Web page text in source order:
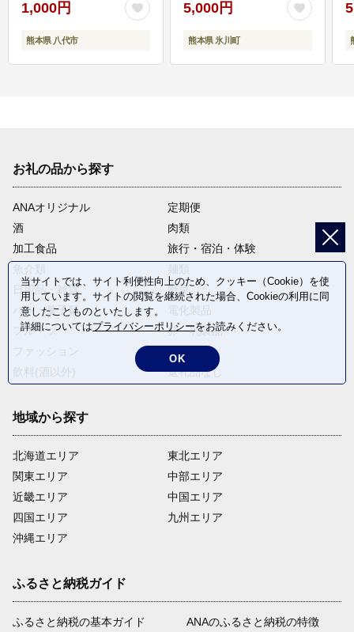
1,000円
熊本県 八代市
5,000円
熊本県 氷川町
お礼の品から探す
ANAオリジナル
定期便
酒
肉類
加工食品
旅行・宿泊・体験
日用品・雑貨
野菜
パン・菓子類
フルーツ
卵・乳製品
返礼品なし
地域から探す
北海道エリア
関東エリア
近畿エリア
四国エリア
沖縄エリア
東北エリア
中部エリア
中国エリア
九州エリア
ふるさと納税ガイド
ふるさと納税の基本ガイド
ANAのふるさと納税の特徴
当サイトでは、サイト利便性向上のため、クッキー（Cookie）を使
用しています。サイトの閲覧を継続された場合、Cookieの利用に同
意したことものといたします。
詳細についてはプライバシーポリシーをお読みください。
OK